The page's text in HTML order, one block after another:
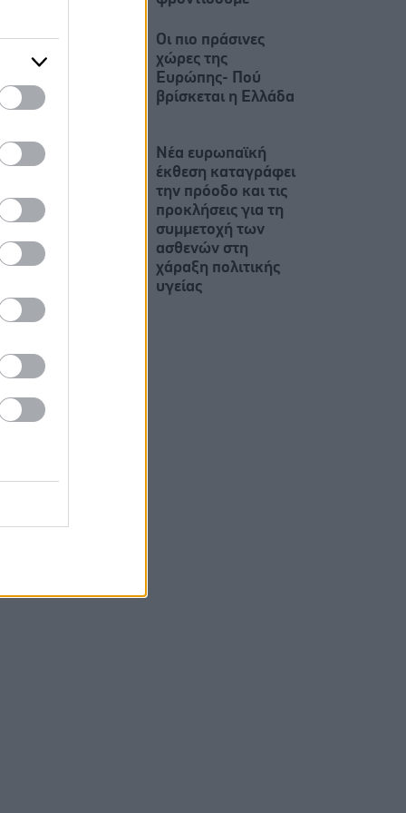
Οι πιο πράσινες
χώρες της
Ευρώπης- Πού
βρίσκεται η Ελλάδα
Νέα ευρωπαϊκή
έκθεση καταγράφει
την πρόοδο και τις
προκλήσεις για τη
συμμετοχή των
ασθενών στη
χάραξη πολιτικής
υγείας